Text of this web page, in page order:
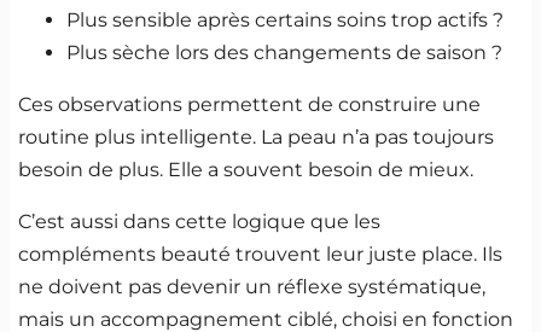
Plus sensible après certains soins trop actifs ?
Plus sèche lors des changements de saison ?
Ces observations permettent de construire une
routine plus intelligente. La peau n’a pas toujours
besoin de plus. Elle a souvent besoin de mieux.
C’est aussi dans cette logique que les
compléments beauté trouvent leur juste place. Ils
ne doivent pas devenir un réflexe systématique,
mais un accompagnement ciblé, choisi en fonction